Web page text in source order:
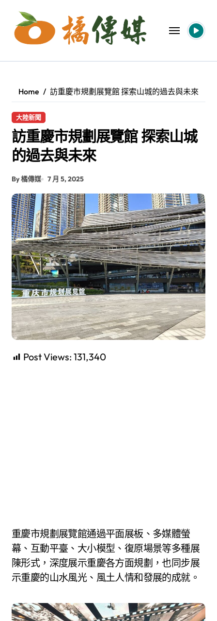
content
Home 訪重慶市規劃展覽館 探索山城的過去與未來
大陸新聞
訪重慶市規劃展覽館 探索山城
的過去與未來
By 橘傳媒 7 月 5, 2025
Post Views: 131,340
重慶市規劃展覽館通過平面展板、多媒體螢
幕、互動平臺、大小模型、復原場景等多種展
陳形式，深度展示重慶各方面規劃，也同步展
示重慶的山水風光、風土人情和發展的成就。